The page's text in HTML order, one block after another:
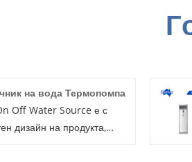
на вода Термопомпа
Off Water Source е с
дизайн на продукта,